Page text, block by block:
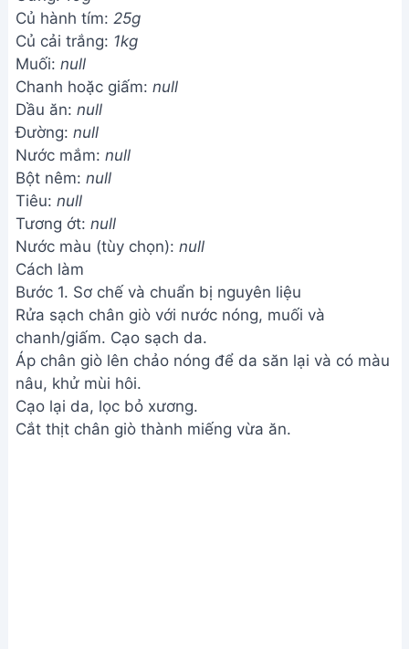
Củ hành tím: 25g
Củ cải trắng: 1kg
Muối: null
Chanh hoặc giấm: null
Dầu ăn: null
Đường: null
Nước mắm: null
Bột nêm: null
Tiêu: null
Tương ớt: null
Nước màu (tùy chọn): null
Cách làm
Bước 1. Sơ chế và chuẩn bị nguyên liệu
Rửa sạch chân giò với nước nóng, muối và
chanh/giấm. Cạo sạch da.
Áp chân giò lên chảo nóng để da săn lại và có màu
nâu, khử mùi hôi.
Cạo lại da, lọc bỏ xương.
Cắt thịt chân giò thành miếng vừa ăn.